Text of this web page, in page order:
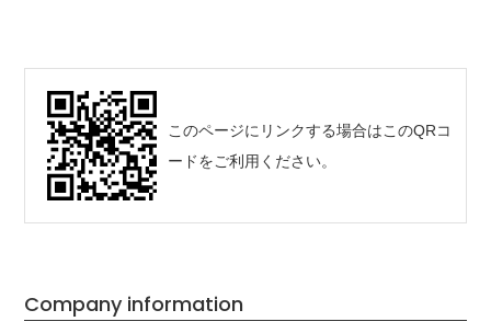
このページにリンクする場合はこのQRコ
ードをご利用ください。
Company information